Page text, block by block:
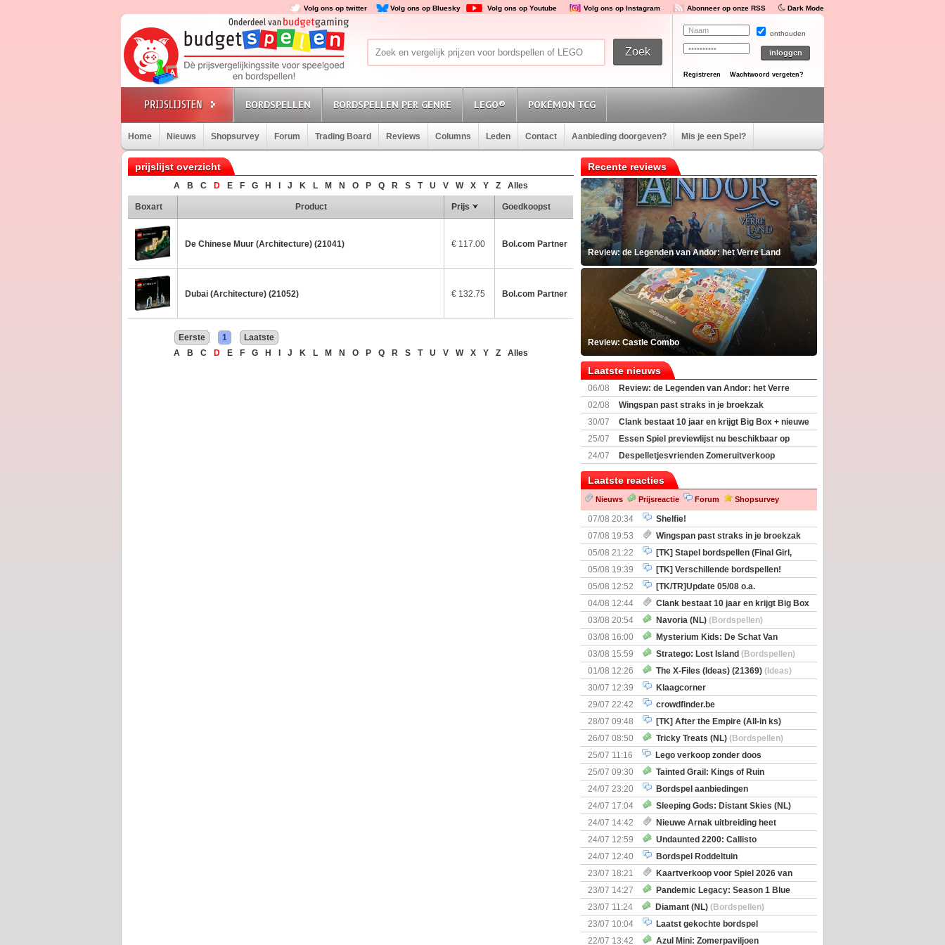
Volg ons op twitter Volg ons op Bluesky Volg ons op Youtube Volg ons op Instagram Abonneer op onze RSS Dark Mode
onthouden
Registreren Wachtwoord vergeten?
BORDSPELLEN BORDSPELLEN PER GENRE LEGO® POKÉMON TCG
Home Nieuws Shopsurvey Forum Trading Board Reviews Columns Leden Contact Aanbieding doorgeven? Mis je een Spel?
prijslijst overzicht
A B C D E F G H J K L M N O P Q R S T U V W X Y Z Alles
Boxart Product Prijs Goedkoopst
De Chinese Muur (Architecture) (21041) € 117.00 Bol.com Partner
Dubai (Architecture) (21052) € 132.75 Bol.com Partner
Eerste 1
Laatste
A
B C D E F G H J K L M N O P Q R S T U V W X Y Z Alles
Recente reviews
Review: de Legenden van Andor: het Verre Land
Review: Castle Combo
Laatste nieuws
06/08
Review: de Legenden van Andor: het Verre
Land
02/08
Wingspan past straks in je broekzak
30/07
Clank bestaat 10 jaar en krijgt Big Box + nieuwe
uitbreiding
25/07
Essen Spiel previewlijst nu beschikbaar op
Boardgamegeek
24/07
Despelletjesvrienden Zomeruitverkoop
Laatste reacties
Nieuws Prijsreactie Forum Shopsurvey
07/08 20:34
Shelfie!
07/08 19:53
Wingspan past straks in je broekzak
05/08 21:22
[TK] Stapel bordspellen (Final Girl,
Nemesis Retaliation, Zombicide Invader)
05/08 19:39
[TK] Verschillende bordspellen!
05/08 12:52
[TK/TR]Update 05/08 o.a.
Prijsverlagingen, Imperium Horizons, 20 Strong
04/08 12:44
Clank bestaat 10 jaar en krijgt Big Box
+ nieuwe uitbreiding
03/08 20:54 Navoria (NL) (Bordspellen)
03/08 16:00
Mysterium Kids: De Schat Van
Kapitein Boe
(Bordspellen)
03/08 15:59 Stratego: Lost Island (Bordspellen)
01/08 12:26
The X-Files (Ideas) (21369) (Ideas)
30/07 12:39
Klaagcorner
29/07 22:42
crowdfinder.be
28/07 09:48
[TK] After the Empire (All-in ks)
26/07 08:50
Tricky Treats (NL) (Bordspellen)
25/07 11:16
Lego verkoop zonder doos
25/07 09:30
Tainted Grail: Kings of Ruin
Uitbreiding: Wyrd Encounters(Bordspellen)
24/07 23:20
Bordspel aanbiedingen
24/07 17:04
Sleeping Gods: Distant Skies (NL)
(Bordspellen)
24/07 14:42
Nieuwe Arnak uitbreiding heet
Surprise Shipments
24/07 12:59
Undaunted 2200: Callisto
(Bordspellen)
24/07 12:40
Bordspel Roddeltuin
23/07 18:21
Kaartverkoop voor Spiel 2026 van
start
23/07 14:27
Pandemic Legacy: Season 1 Blue
(Bordspellen)
23/07 11:24 Diamant (NL) (Bordspellen)
23/07 10:04
Laatst gekochte bordspel
22/07 13:42
Azul Mini: Zomerpaviljoen